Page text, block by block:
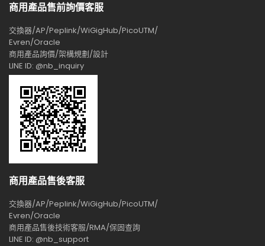
商用產品售前詢價客服
交換器/AP/Peplink/WiGigHub/PicoUTM/
Evren/Oracle
商用產品詢價/架構規劃/設計
LINE ID: @nb_inquiry
商用產品售後客服
交換器/AP/Peplink/WiGigHub/PicoUTM/
Evren/Oracle
商用產品售後技術客服/RMA/保固查詢
LINE ID: @nb_support